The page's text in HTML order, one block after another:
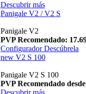
Descubrir más
Panigale V2 / V2 S
Panigale V2
PVP Recomendado:
Configurador Descúbrela
new V2 S 100
Panigale V2 S 100
PVP Recomendado
Descubrir más